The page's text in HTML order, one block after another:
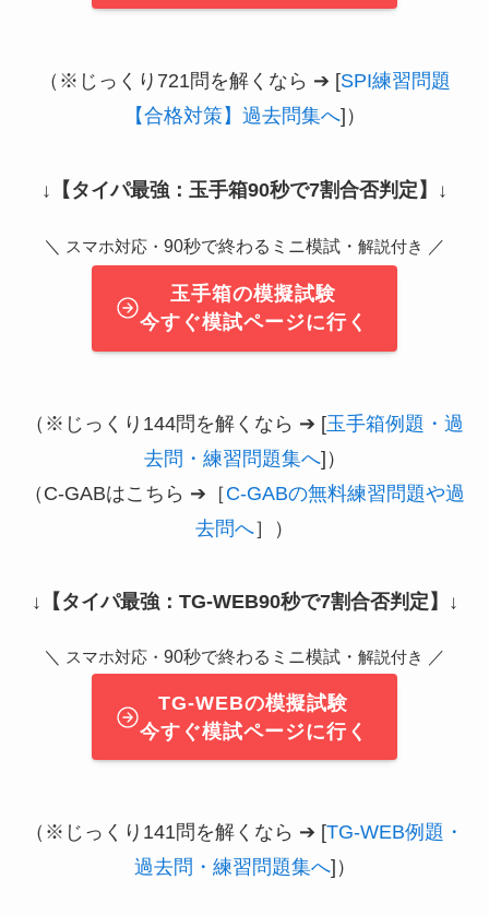
（※じっくり721問を解くなら ➔ [SPI練習問題
【合格対策】過去問集へ]）
↓ 【タイパ最強：玉手箱90秒で7割合否判定】 ↓
＼ スマホ対応・ 90秒で終わるミニ模試・ 解説付き ／
玉手箱の模擬試験
今すぐ模試ページに行く
（※じっくり144問を解くなら ➔ [玉手箱例題・過
去問・練習問題集へ]）
（C-GABはこちら ➔［C-GABの無料練習問題や過
去問へ］）
↓ 【タイパ最強：TG-WEB90秒で7割合否判定】 ↓
＼ スマホ対応・ 90秒で終わるミニ模試・ 解説付き ／
TG-WEBの模擬試験
今すぐ模試ページに行く
（※じっくり141問を解くなら ➔ [TG-WEB例題・
過去問・練習問題集へ]）